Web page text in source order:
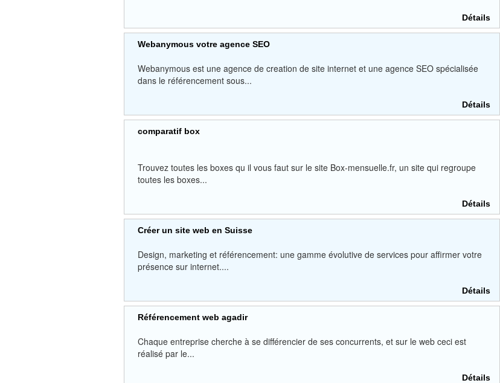
Détails
Webanymous votre agence SEO
Webanymous est une agence de creation de site internet et une agence SEO spécialisée
dans le référencement sous...
Détails
comparatif box
Trouvez toutes les boxes qu il vous faut sur le site Box-mensuelle.fr, un site qui regroupe
toutes les boxes...
Détails
Créer un site web en Suisse
Design, marketing et référencement: une gamme évolutive de services pour affirmer votre
présence sur internet....
Détails
Référencement web agadir
Chaque entreprise cherche à se différencier de ses concurrents, et sur le web ceci est
réalisé par le...
Détails